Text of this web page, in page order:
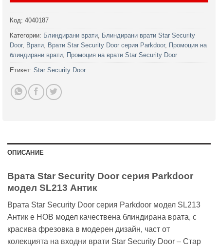
Код: 4040187
Категории: Блиндирани врати, Блиндирани врати Star Security
Door, Врати, Врати Star Security Door серия Parkdoor, Промоция на
блиндирани врати, Промоция на врати Star Security Door
Етикет: Star Security Door
ОПИСАНИЕ
Врата Star Security Door серия Parkdoor
модел SL213 Антик
Врата Star Security Door серия Parkdoor модел SL213
Антик е НОВ модел качествена блиндирана врата, с
красива фрезовка в модерен дизайн, част от
колекцията на входни врати Star Security Door – Стар